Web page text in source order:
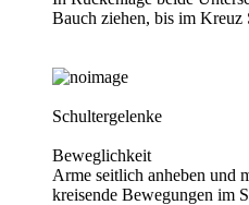
Bauch ziehen, bis im Kreuz
Schultergelenke
Beweglichkeit
Arme seitlich anheben und
kreisende Bewegungen im